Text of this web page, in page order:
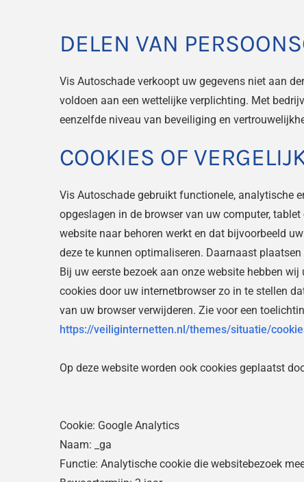
DELEN VAN
Vis Autoschade verkoopt uw gegevens niet aan
voldoen aan een wettelijke verplichting. Met
eenzelfde niveau van beveiliging en
COOKIES OF
Vis Autoschade gebruikt functionele, analytische
opgeslagen in de browser van uw computer,
website naar behoren werkt en dat bijvoorbeeld
deze te kunnen optimaliseren. Daarnaast
Bij uw eerste bezoek aan onze website hebben
cookies door uw internetbrowser zo in te stellen
van uw browser verwijderen. Zie voor een
https://veiliginternetten.nl/themes/situatie/
Op deze website worden ook cookies geplaatst
Cookie: Google Analytics
Naam: _ga
Functie: Analytische cookie die websitebezoek